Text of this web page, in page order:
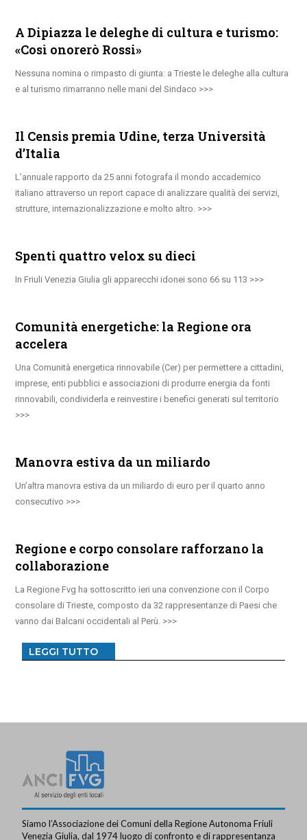
A Dipiazza le deleghe di cultura e turismo:
«Così onorerò Rossi»
Nessuna nomina o rimpasto di giunta: a Trieste le deleghe alla cultura
e al turismo rimarranno nelle mani del Sindaco
Il Censis premia Udine, terza Università
d’Italia
L’annuale rapporto da 25 anni fotografa il mondo accademico
italiano attraverso un report capace di analizzare qualità dei servizi,
strutture, internazionalizzazione e molto altro.
Spenti quattro velox su dieci
In Friuli Venezia Giulia gli apparecchi idonei sono 66 su 113
Comunità energetiche: la Regione ora
accelera
Una Comunità energetica rinnovabile (Cer) per permettere a cittadini,
imprese, enti pubblici e associazioni di produrre energia da fonti
rinnovabili, condividerla e reinvestire i benefici generati sul territorio
Manovra estiva da un miliardo
Un’altra manovra estiva da un miliardo di euro per il quarto anno
consecutivo
Regione e corpo consolare rafforzano la
collaborazione
La Regione Fvg ha sottoscritto ieri una convenzione con il Corpo
consolare di Trieste, composto da 32 rappresentanze di Paesi che
vanno dai Balcani occidentali al Perù.
LEGGI TUTTO
Siamo l’Associazione dei Comuni della Regione Autonoma Friuli
Venezia Giulia, dal 1974 luogo di confronto e di rappresentanza